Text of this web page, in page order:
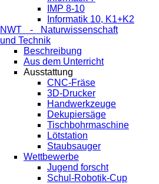
IMP 8-10
Informatik 10, K1+K2
NWT - Naturwissenschaft
und Technik
Beschreibung
Aus dem Unterricht
Ausstattung
CNC-Fräse
3D-Drucker
Handwerkzeuge
Dekupiersäge
Tischbohrmaschine
Lötstation
Staubsauger
Wettbewerbe
Jugend forscht
Schul-Robotik-Cup